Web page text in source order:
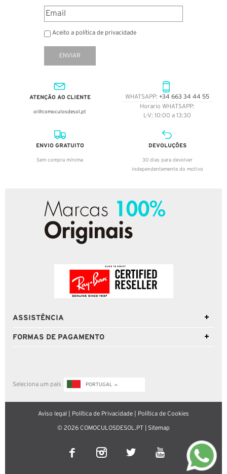
Aceito a política de privacidade
ENVIAR
ATENÇÃO AO CLIENTE
oi@comoculosdesol.pt
WHATSAPP: +34 663 34 44 55
Horario WHATSAPP:
L-V: 10:00 a 13:30
ENVIO GRATUITO
Sem compra mínima
DEVOLUÇÕES
30 dias para devolver
independentemente do motivo
ASSISTÊNCIA
FORMAS DE PAGAMENTO
Seleciona um país PORTUGAL
Aviso legal Política de Privacidade Política de Cookies
© 2026 COMOCULOSDESOL.PT | Sitemap